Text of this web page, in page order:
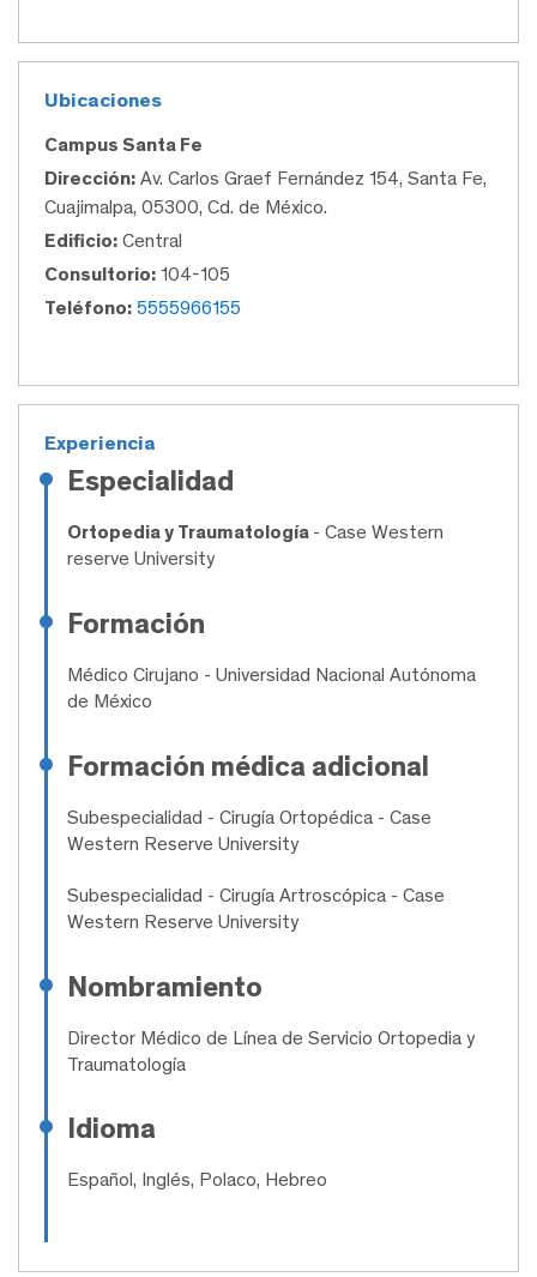
Ubicaciones
Campus Santa Fe
Dirección: Av. Carlos Graef Fernández 154, Santa Fe,
Cuajimalpa, 05300, Cd. de México.
Edificio: Central
Consultorio: 104-105
Teléfono: 5555966155
Experiencia
Especialidad
Ortopedia y Traumatología - Case Western
reserve University
Formación
Médico Cirujano - Universidad Nacional Autónoma
de México
Formación médica adicional
Subespecialidad - Cirugía Ortopédica - Case
Western Reserve University
Subespecialidad - Cirugía Artroscópica - Case
Western Reserve University
Nombramiento
Director Médico de Línea de Servicio Ortopedia y
Traumatología
Idioma
Español, Inglés, Polaco, Hebreo